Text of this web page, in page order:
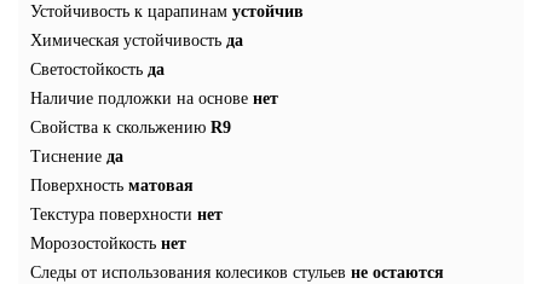
Устойчивость к царапинам устойчив
Химическая устойчивость да
Светостойкость да
Наличие подложки на основе нет
Свойства к скольжению R9
Тиснение да
Поверхность матовая
Текстура поверхности нет
Морозостойкость нет
Следы от использования колесиков стульев не остаются